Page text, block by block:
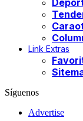
Link Extras
Síguenos
Advertise